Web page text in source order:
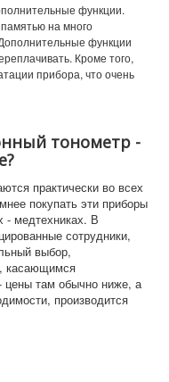
функции.
на много
функции
Кроме того,
прибора, что очень
тонометр -
практически во всех
покупать эти приборы
- медтехниках. В
сотрудники,
выбор,
касающимся
цены там обычно ниже, а
производится